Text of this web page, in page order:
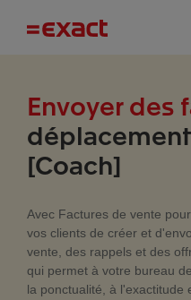
Envoyer des
[Coach]
Avec Factures de vente
vos clients de créer et
vente, des rappels et des
qui permet à votre bureau
la ponctualité, à l'exactitude